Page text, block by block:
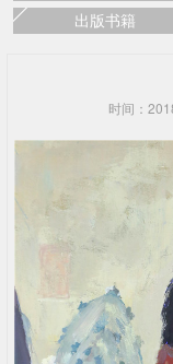
出版书籍
时间：